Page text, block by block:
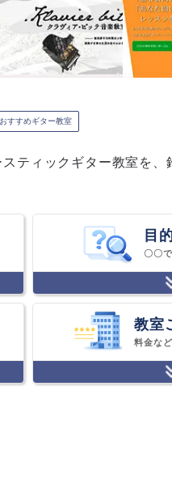
すすめギター教室
ティックギター教室を、
目
〇〇
教室
料金な